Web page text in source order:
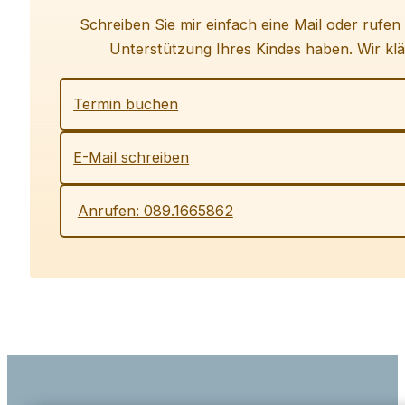
Schreiben Sie mir einfach eine Mail oder
Unterstützung Ihres Kindes haben. Wir
Termin buchen
E-Mail schreiben
Anrufen: 089.1665862